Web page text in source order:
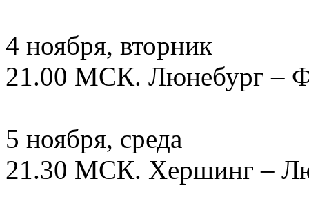
4 ноября, вторник
21.00 МСК. Люнебург –
5 ноября, среда
21.30 МСК. Хершинг –